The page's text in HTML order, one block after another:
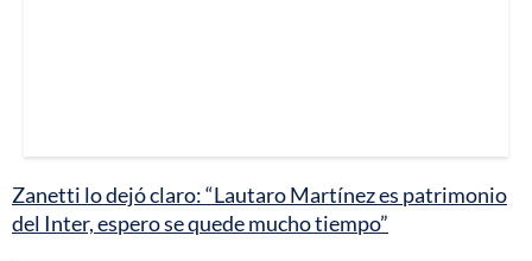
Zanetti lo dejó claro: “Lautaro Martínez es patrimonio
del Inter, espero se quede mucho tiempo”